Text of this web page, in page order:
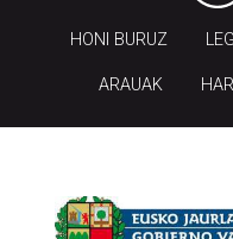
HONI BURUZ
ARAUAK